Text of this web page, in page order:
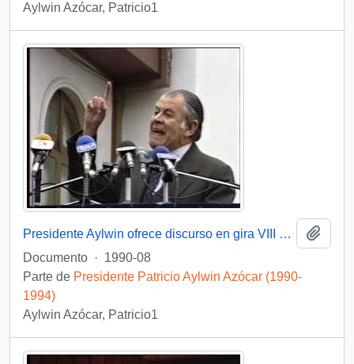
Aylwin Azócar, Patricio1
Presidente Aylwin ofrece discurso en gira VIII Región, Tomé : video
Documento · 1990-08
Parte de Presidente Patricio Aylwin Azócar (1990-
1994)
Aylwin Azócar, Patricio1